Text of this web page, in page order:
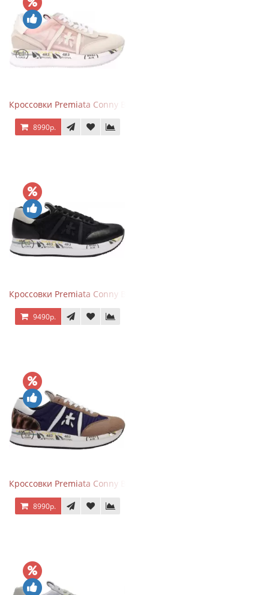
Кроссовки Premiata Conny Beige Pink
8990р.
Кроссовки Premiata Conny Black
9490р.
Кроссовки Premiata Conny Blue Brown
8990р.